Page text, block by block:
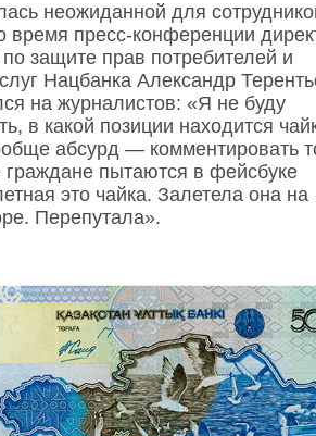
неожиданной для
время пресс-конференции
защите прав потребителей и
Нацбанка Александр
на журналистов: «Я не буду
в какой позиции находится
абсурд — комментировать
граждане пытаются в фейсбуке
это чайка. Залетела она на
Перепутала».